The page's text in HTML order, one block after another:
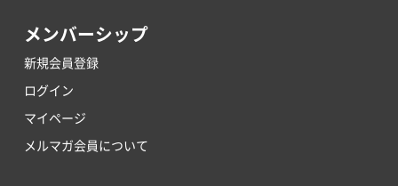
メンバーシップ
新規会員登録
ログイン
マイページ
メルマガ会員について